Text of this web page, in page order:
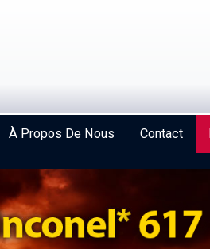
À Propos De Nous Contact